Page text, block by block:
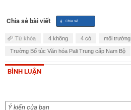
Chia sẻ bài viết
Từ khóa 4 không 4 có môi
Trường Bổ túc Văn hóa Pali Trung cấp Nam Bộ
BÌNH LUẬN